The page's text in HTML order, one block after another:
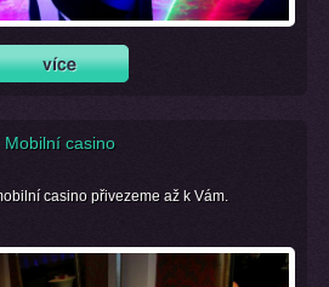
Mobilní casino
casino přivezeme až k Vám.